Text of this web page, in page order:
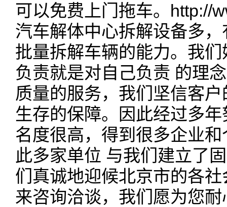
可以免费上门拖车。http://
汽车解体中心拆解设备多
批量拆解车辆的能力。我
负责就是对自己负责 的理
质量的服务，我们坚信客
生存的保障。因此经过多
名度很高，得到很多企业
此多家单位 与我们建立了
们真诚地迎候北京市的各
来咨询洽谈，我们愿为您